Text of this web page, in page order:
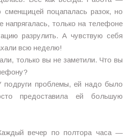
сменщицей поцапалась разок, но
напрягалась, только на телефоне
разрулить. А чувствую себя
всю неделю!
только вы не заметили. Что вы
проблемы, ей надо было
предоставила ей большую
вечер по полтора часа —